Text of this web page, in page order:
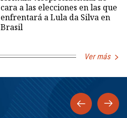
cara a las elecciones en las que
enfrentará a Lula da Silva en
Brasil
Ver más